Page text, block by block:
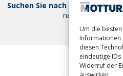
Um die
Informationen
diesen
eindeutige
Widerruf der
Suchen Sie nach demMottura
näher